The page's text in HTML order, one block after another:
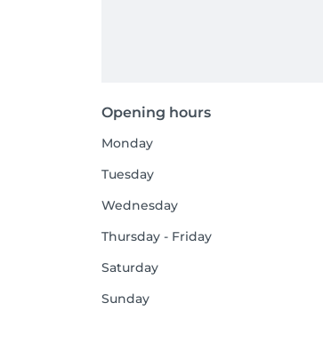
Opening hours
Monday
Tuesday
Wednesday
Thursday - Friday
Saturday
Sunday